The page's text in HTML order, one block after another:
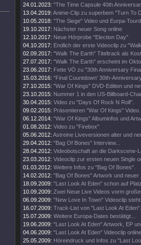
24.01.2023: "The Time Capsule 40th
13.04.2019: Anime-Clip zu superbem "Turn To
10.05.2018: "The Siege" Video und Eurpa-
19.10.2017: Nächster neuer Song online
12.10.2017: Neue Hörprobe "Election Day"
04.10.2017: Endlich der erste Videoclip zu
02.09.2017: "Walk The Earth" Titeltrack als
27.07.2017: "Walk The Earth" erscheint im
23.06.2017: Fette VÖ zu "30th Anniversary
15.03.2016: "Final Countdown' 30th-
27.10.2015: "War Of Kings" DVD-Edition und
23.10.2015: Nummer 1 in den US-Billboard-
30.04.2015: Video zu "Days Of Rock N Roll".
09.02.2015: Präsentieren "War Of Kings" Video.
06.12.2014: "War Of Kings" Albuminfos und
01.08.2012: Video zu "Firebox"
05.06.2012: Astreine Liveversionen alter und
29.04.2012: "Bag Of Bones" Interview...
28.04.2012: Videobotschaft an die Darkscene-
23.03.2012: Videoclip zur ersten neuen Single
01.03.2012: Weitere Infos zu "Bag Of Bones".
14.02.2012: "Bag Of Bones" Artwork und neuer
18.09.2009: "Last Look At Eden" schon auf
10.09.2009: Zwei Neue Live Videos vorm
06.09.2009: "New Love In Town" Videoclip
16.07.2009: Track-List von "Last Look At
15.07.2009: Weitere Europa-Dates bestätigt...
19.06.2009: "Last Look At Eden" Artwork, EP
04.06.2009: "Last Look At Eden" Videoclip
25.05.2009: Höreindruck und Infos zu "Last